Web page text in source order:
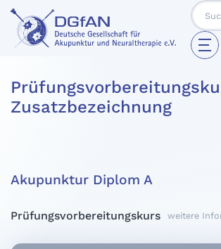
Zusatzbezeichnung
Akupunktur Diplom A
Prüfungsvorbereitungskurs weitere